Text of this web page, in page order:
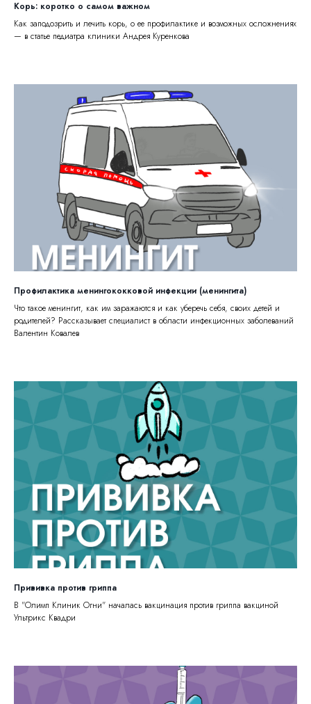
Корь: коротко о самом важном
Как заподозрить и лечить корь, о ее профилактике и возможных осложнениях
— в статье педиатра клиники Андрея Куренкова
Профилактика менингококковой инфекции (менингита)
Что такое менингит, как им заражаются и как уберечь себя, своих детей и
родителей? Рассказывает специалист в области инфекционных заболеваний
Валентин Ковалев
Прививка против гриппа
В "Олимп Клиник Огни" началась вакцинация против гриппа вакциной
Ультрикс Квадри